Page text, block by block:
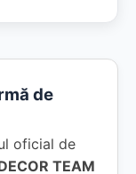
de
oficial de
TEAM